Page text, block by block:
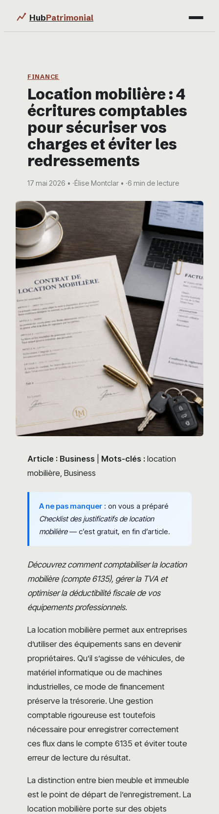
HubPatrimonial
Immobilier
Business
Éducation & Emploi
FINANCE
Location mobilière : 4
écritures comptables
pour sécuriser vos
charges et éviter les
redressements
17 mai 2026 ·Élise Montclar ·6 min de lecture
Article : Business Mots-clés : location
mobilière, Business
A ne pas manquer : on vous a préparé
Checklist des justificatifs de location
mobilière— c’est gratuit, en fin d’article.
Découvrez comment comptabiliser la location
mobilière (compte 6135), gérer la TVA et
optimiser la déductibilité fiscale de vos
équipements professionnels.
La location mobilière permet aux entreprises
d’utiliser des équipements sans en devenir
propriétaires. Qu’il s’agisse de véhicules, de
matériel informatique ou de machines
industrielles, ce mode de financement
préserve la trésorerie. Une gestion
comptable rigoureuse est toutefois
nécessaire pour enregistrer correctement
ces flux dans le compte 6135 et éviter toute
erreur de lecture du résultat.
La distinction entre bien meuble et immeuble
est le point de départ de l’enregistrement. La
location mobilière porte sur des objets